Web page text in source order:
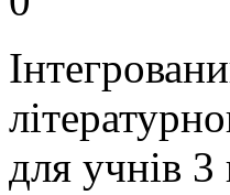
для учнів 3